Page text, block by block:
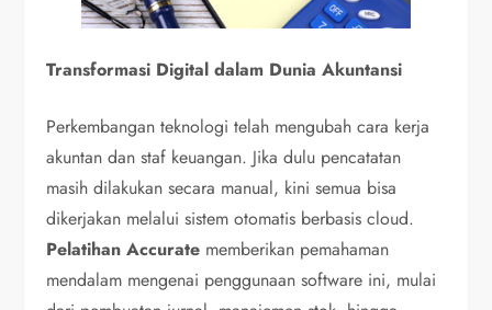
Transformasi Digital dalam Dunia Akuntansi
Perkembangan teknologi telah mengubah cara kerja
akuntan dan staf keuangan. Jika dulu pencatatan
masih dilakukan secara manual, kini semua bisa
dikerjakan melalui sistem otomatis berbasis cloud.
Pelatihan Accurate memberikan pemahaman
mendalam mengenai penggunaan software ini, mulai